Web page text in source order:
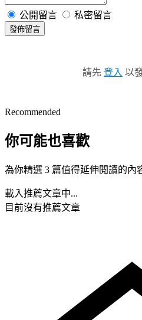
公開留言 私密留言
發佈留言
請先 登入 以
Recommended
你可能也喜歡
為你精選 3 篇值得延伸閱讀的內
載入推薦文章中...
目前沒有推薦文章